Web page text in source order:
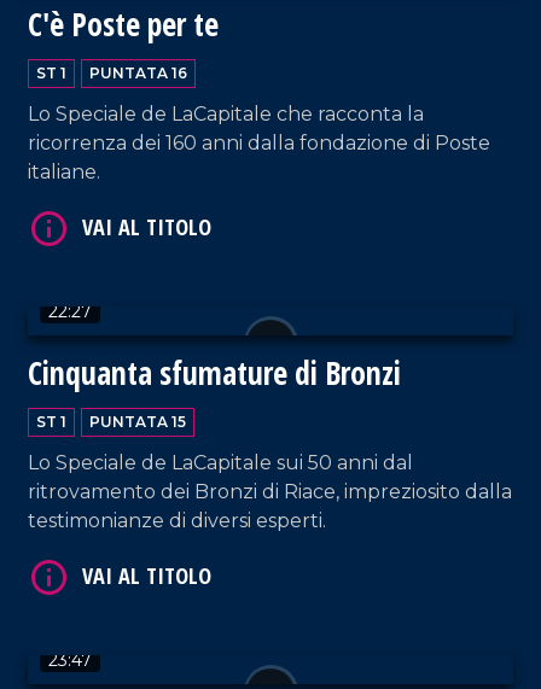
C'è Poste per te
ST 1 PUNTATA 16
Lo Speciale de LaCapitale che racconta la
ricorrenza dei 160 anni dalla fondazione di Poste
italiane.
22:27
Cinquanta sfumature di Bronzi
ST 1 PUNTATA 15
Lo Speciale de LaCapitale sui 50 anni dal
ritrovamento dei Bronzi di Riace, impreziosito dalla
testimonianze di diversi esperti.
23:47
VAI AL TITOLO
VAI AL TITOLO